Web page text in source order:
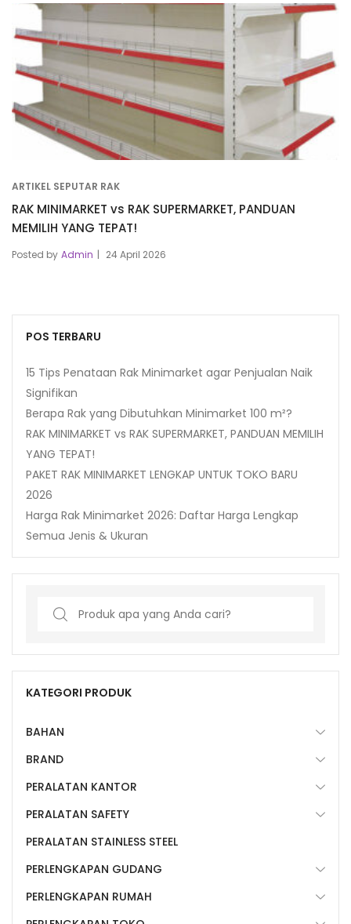
ARTIKEL SEPUTAR RAK
RAK MINIMARKET vs RAK SUPERMARKET, PANDUAN
MEMILIH YANG TEPAT!
Posted by Admin 24 April 2026
POS TERBARU
15 Tips Penataan Rak Minimarket agar Penjualan Naik
Signifikan
Berapa Rak yang Dibutuhkan Minimarket 100 m²?
RAK MINIMARKET vs RAK SUPERMARKET, PANDUAN MEMILIH
YANG TEPAT!
PAKET RAK MINIMARKET LENGKAP UNTUK TOKO BARU
2026
Harga Rak Minimarket 2026: Daftar Harga Lengkap
Semua Jenis & Ukuran
Search
KATEGORI PRODUK
BAHAN
BRAND
PERALATAN KANTOR
PERALATAN SAFETY
PERALATAN STAINLESS STEEL
PERLENGKAPAN GUDANG
PERLENGKAPAN RUMAH